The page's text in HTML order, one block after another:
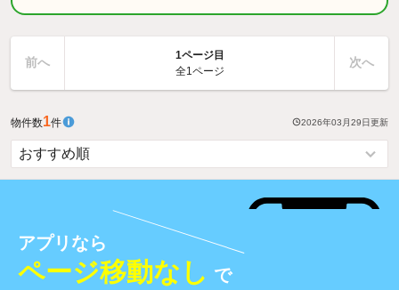
前へ
1ページ目
全1ページ
次へ
物件数1件 2026年03月29日更新
アプリなら
ページ移動なし で